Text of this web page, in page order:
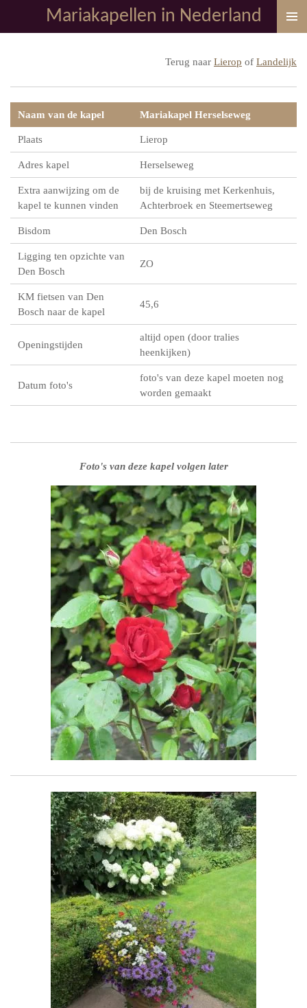
direct
Mariakapellen in Nederland
Terug naar Lierop of Landelijk
Naam van de kapel Mariakapel Herselseweg
Plaats Lierop
Adres kapel Herselseweg
Extra aanwijzing om de
kapel te kunnen vinden
bij de kruising met Kerkenhuis,
Achterbroek en Steemertseweg
Bisdom Den Bosch
Ligging ten opzichte van
Den Bosch
ZO
KM fietsen van Den
Bosch naar de kapel
45,6
Openingstijden
altijd open (door tralies
heenkijken)
Datum foto's
foto's van deze kapel moeten nog
worden gemaakt
Foto's van deze kapel volgen later